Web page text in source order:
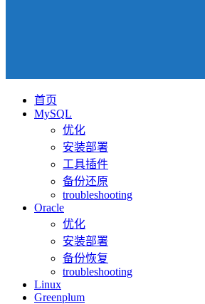
首页
MySQL
优化
安装部署
工具插件
备份还原
troubleshooting
Oracle
优化
安装部署
备份恢复
troubleshooting
Linux
Greenplum